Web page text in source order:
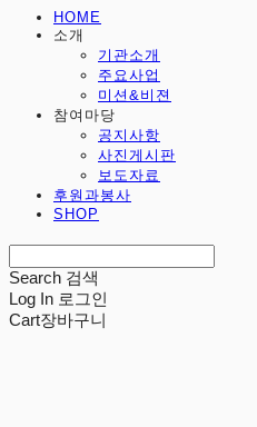
HOME
소개
기관소개
주요사업
미션&비젼
참여마당
공지사항
사진게시판
보도자료
후원과봉사
SHOP
Search 검색
Log In 로그인
Cart장바구니